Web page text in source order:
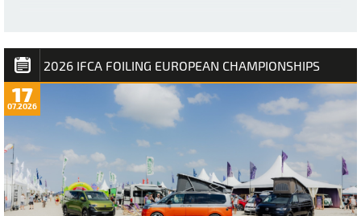
2026 IFCA FOILING EUROPEAN CHAMPIONSHIPS
17
07.2026